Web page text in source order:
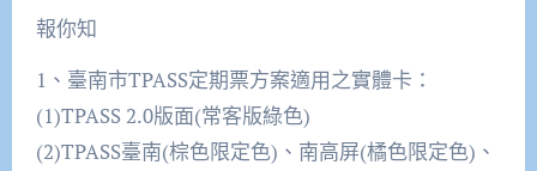
報你知
1、臺南市TPASS定期票方案適用之實體卡：
(1)TPASS 2.0版面(常客版綠色)
(2)TPASS臺南(棕色限定色)、南高屏(橘色限定色)、